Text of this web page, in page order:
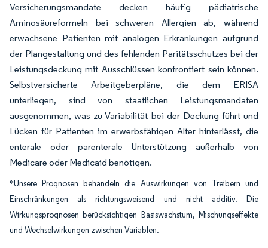
Versicherungsmandate decken häufig pädiatrische
Aminosäureformeln bei schweren Allergien ab, während
erwachsene Patienten mit analogen Erkrankungen aufgrund
der Plangestaltung und des fehlenden Paritätsschutzes bei der
Leistungsdeckung mit Ausschlüssen konfrontiert sein können.
Selbstversicherte Arbeitgeberpläne, die dem ERISA
unterliegen, sind von staatlichen Leistungsmandaten
ausgenommen, was zu Variabilität bei der Deckung führt und
Lücken für Patienten im erwerbsfähigen Alter hinterlässt, die
enterale oder parenterale Unterstützung außerhalb von
Medicare oder Medicaid benötigen.
*Unsere Prognosen behandeln die Auswirkungen von Treibern und
Einschränkungen als richtungsweisend und nicht additiv. Die
Wirkungsprognosen berücksichtigen Basiswachstum, Mischungseffekte
und Wechselwirkungen zwischen Variablen.